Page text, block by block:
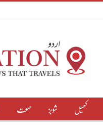
کھیل شوبز صحت